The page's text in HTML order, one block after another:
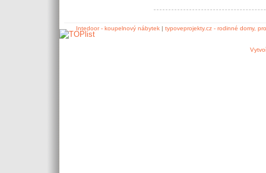
Intedoor - koupelnový nábytek| typoveprojekty.cz - rodinné domy,